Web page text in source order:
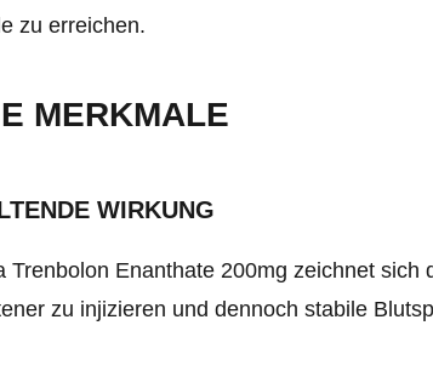
zu erreichen.
MERKMALE
WIRKUNG
Trenbolon Enanthate 200mg zeichnet
zu injizieren und dennoch stabile